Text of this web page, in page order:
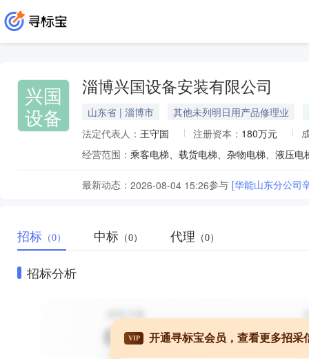
兴国
设备
淄博兴国设备安装有限公司
山东省 | 淄博市 其他未列明日用产品修理业
法定代表人： 王守国 注册资本： 180万元
经营范围：
最新动态： 2026-08-04 15:26参与 [华能山东分公司
招标 （0） 中标 （0） 代理 （0）
招标分析
VIP 开通寻标宝会员，查看更多招采